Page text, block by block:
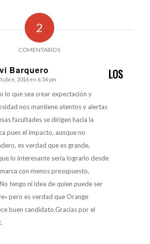
2
COMENTARIOS
Barquero
2016 en 6:54 pm
lo que sea crear expectación y
nos mantiene atentos y alertas
facultades se dirigen hacia la
pues el impacto, aunque no
es verdad que es grande,
lo interesante sería lograrlo desde
con menos presupuesto,
tengo ni idea de quien puede ser
pero es verdad que Orange
buen candidato.Gracias por el
LOS